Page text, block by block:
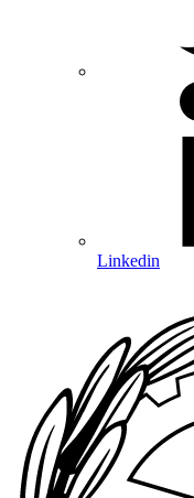
Linkedin